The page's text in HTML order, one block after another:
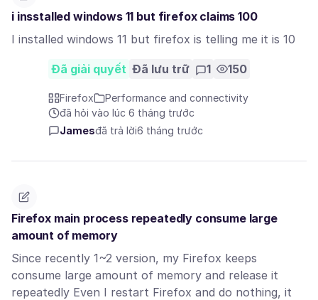
i insstalled windows 11 but firefox claims 100
I installed windows 11 but firefox is telling me it is 10
Đã giải quyết Đã lưu trữ 1 150
Firefox
Performance and connectivity
đã hỏi vào lúc 6 tháng trước
Jamesđã trả lời6 tháng trước
Firefox main process repeatedly consume large
amount of memory
Since recently 1~2 version, my Firefox keeps
consume large amount of memory and release it
repeatedly Even I restart Firefox and do nothing, it